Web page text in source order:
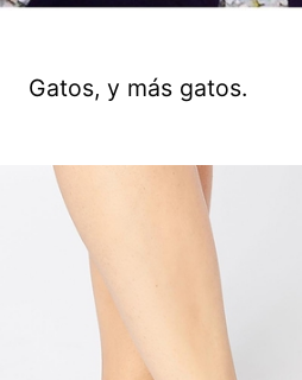
Gatos, y más gatos.